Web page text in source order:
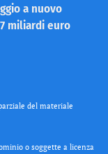
a nuovo
miliardi euro
del materiale
o soggette a licenza